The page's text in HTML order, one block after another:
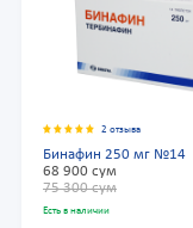
2 отзыва
Бинафин 250 мг №14
68 900 сум
75 300 сум
Есть в наличии